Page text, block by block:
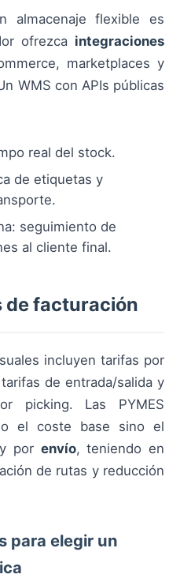
almacenaje flexible es
ofrezca integraciones
marketplaces y
WMS con APIs públicas
real del stock.
de etiquetas y
seguimiento de
al cliente final.
de facturación
incluyen tarifas por
de entrada/salida y
picking. Las PYMES
el coste base sino el
y por envío, teniendo en
de rutas y reducción
para elegir un